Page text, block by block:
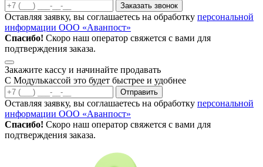
Заказать звонок
Оставляя заявку, вы соглашаетесь на обработку персональной
информации ООО «Аванпост»
Спасибо! Скоро наш оператор свяжется с вами для
подтверждения заказа.
Закажите кассу и начинайте продавать
С Модулькассой это будет быстрее и удобнее
Отправить
Оставляя заявку, вы соглашаетесь на обработку персональной
информации ООО «Аванпост»
Спасибо! Скоро наш оператор свяжется с вами для
подтверждения заказа.